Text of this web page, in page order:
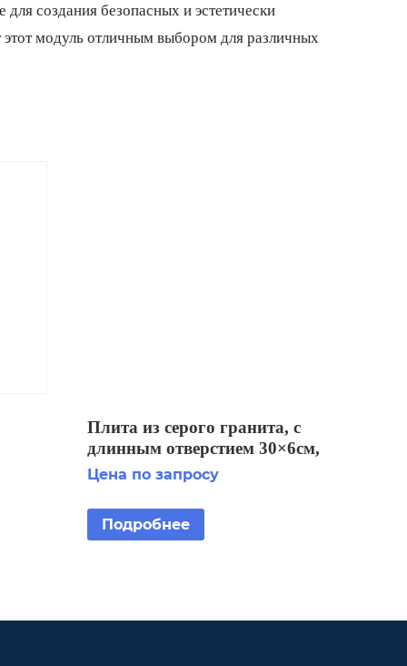
создания безопасных и эстетически
модуль отличным выбором для различных
Плита из серого гранита, с
длинным отверстием 30×6см,
армированная
Цена по запросу
Подробнее